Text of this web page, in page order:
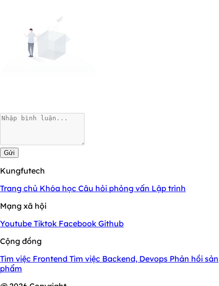
Gửi
Kungfutech
Trang chủ Khóa học Câu hỏi phỏng vấn Lập trình
Mạng xã hội
Youtube Tiktok Facebook Github
Cộng đồng
Tìm việc Frontend Tìm việc Backend, Devops Phản hồi sản
phẩm